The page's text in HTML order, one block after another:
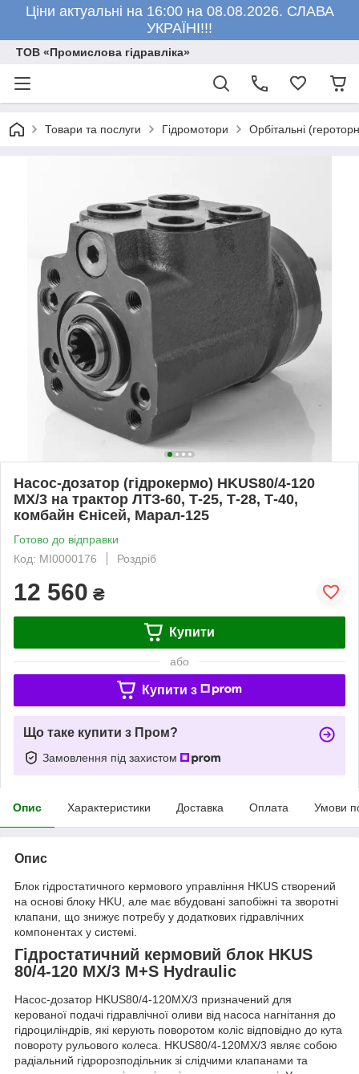
Ціни актуальні на 16:00 на 08.08.2026. СЛАВА
УКРАЇНІ!!!
ТОВ «Промислова гідравліка»
Товари та послуги Гідромотори Орбітальні
Насос-дозатор (гідрокермо) HKUS80/4-120
MX/3 на трактор ЛТЗ-60, Т-25, Т-28, Т-40,
комбайн Єнісей, Марал-125
Готово до відправки
Код: MI0000176
Роздріб
12 560 ₴
Купити
або
Купити з
Що таке купити з Пром?
Замовлення під захистом
Опис Характеристики Доставка Оплата Умови
Опис
Блок гідростатичного кермового управління HKUS створений
на основі блоку HKU, але має вбудовані запобіжні та зворотні
клапани, що знижує потребу у додаткових гідравлічних
компонентах у системі.
Гідростатичний кермовий блок HKUS
80/4-120 MX/3 M+S Hydraulic
Насос-дозатор HKUS80/4-120MX/3 призначений для
керованої подачі гідравлічної оливи від насоса нагнітання до
гідроциліндрів, які керують поворотом коліс відповідно до кута
повороту рульового колеса. HKUS80/4-120MX/3 являє собою
радіальний гідророзподільник зі слідчими клапанами та